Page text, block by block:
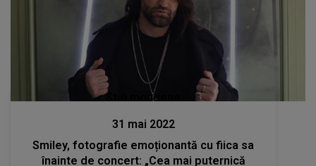
Stiri mondene
31 mai 2022
Smiley, fotografie emoționantă cu fiica sa
înainte de concert: „Cea mai puternică